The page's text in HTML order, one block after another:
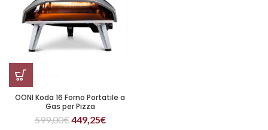
OONI Koda 16 Forno Portatile a
Gas per Pizza
599,00€449,25€